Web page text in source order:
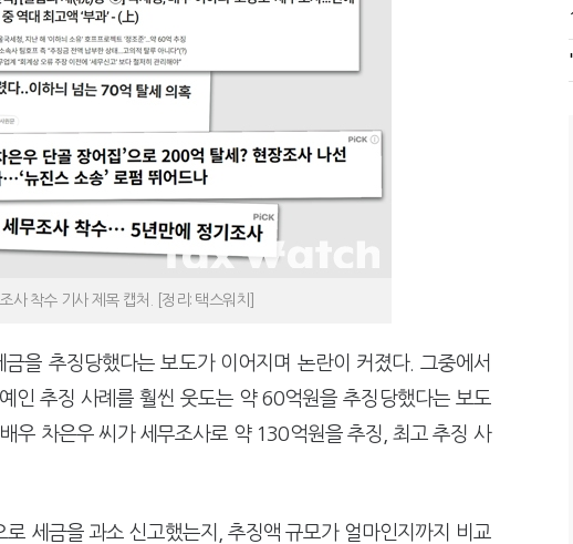
사 착수 기사 제목 캡처. [정리: 택스워치]
을 추징당했다는 보도가 이어지며 논란이 커졌다. 그중에서
인 추징 사례를 훨씬 웃도는 약 60억원을 추징당했다는 보도
우 차은우 씨가 세무조사로 약 130억원을 추징, 최고 추징 사
세금을 과소 신고했는지, 추징액 규모가 얼마인지까지 비교